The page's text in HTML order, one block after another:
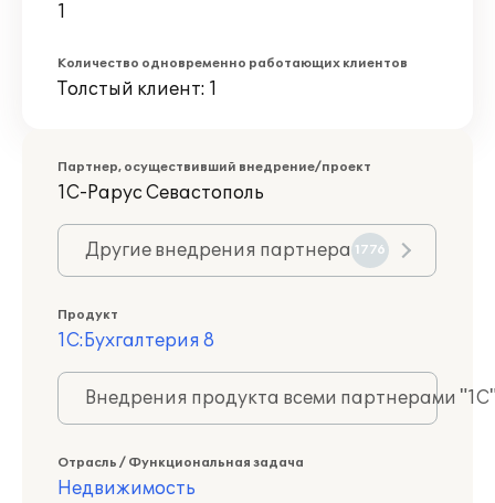
1
Количество одновременно работающих клиентов
Толстый клиент: 1
Партнер, осуществивший внедрение/проект
1С-Рарус Севастополь
Другие внедрения партнера 1776
Продукт
1С:Бухгалтерия 8
Внедрения продукта всеми партнерами
Отрасль / Функциональная задача
Недвижимость